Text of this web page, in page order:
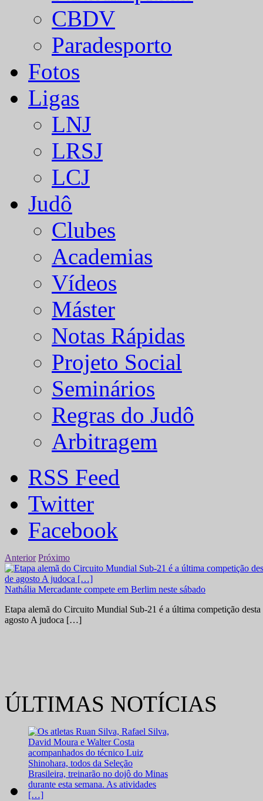
CBDV
Paradesporto
Fotos
Ligas
LNJ
LRSJ
LCJ
Judô
Clubes
Academias
Vídeos
Máster
Notas Rápidas
Projeto Social
Seminários
Regras do Judô
Arbitragem
RSS Feed
Twitter
Facebook
Anterior Próximo
Nathália Mercadante compete em Berlim neste sábado
Etapa alemã do Circuito Mundial Sub-21 é a última competição
agosto A judoca […]
ÚLTIMAS NOTÍCIAS